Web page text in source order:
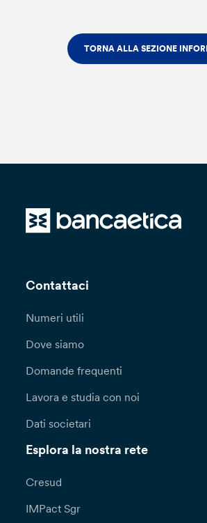
TORNA ALLA SEZIONE
Contattaci
Numeri utili
Dove siamo
Domande frequenti
Lavora e studia con noi
Dati societari
Esplora la nostra rete
Cresud
IMPact Sgr